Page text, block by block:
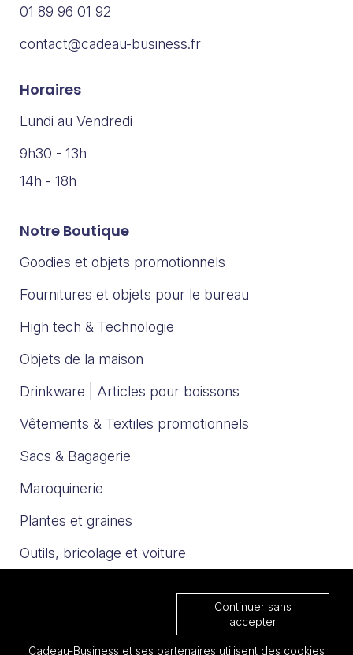
01 89 96 01 92
contact@cadeau-business.fr
Horaires
Lundi au Vendredi
9h30 - 13h
14h - 18h
Notre Boutique
Goodies et objets promotionnels
Fournitures et objets pour le bureau
High tech & Technologie
Objets de la maison
Drinkware | Articles pour boissons
Vêtements & Textiles promotionnels
Sacs & Bagagerie
Maroquinerie
Plantes et graines
Outils, bricolage et voiture
Continuer sans
accepter
Cadeau-Business et ses partenaires utilisent des cookies